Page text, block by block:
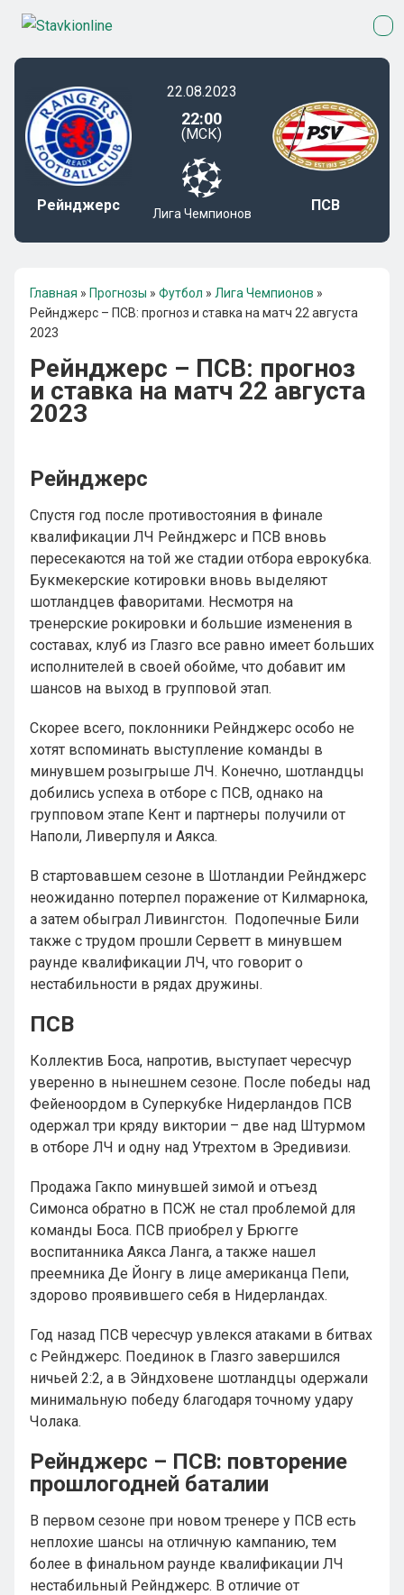
Рейнджерс
22.08.2023
22:00
(МСК)
Лига Чемпионов ПСВ
Главная » Прогнозы » Футбол » Лига Чемпионов »
Рейнджерс – ПСВ: прогноз и ставка на матч 22 августа
2023
Рейнджерс – ПСВ: прогноз
и ставка на матч 22 августа
2023
Рейнджерс
Спустя год после противостояния в финале
квалификации ЛЧ Рейнджерс и ПСВ вновь
пересекаются на той же стадии отбора еврокубка.
Букмекерские котировки вновь выделяют
шотландцев фаворитами. Несмотря на
тренерские рокировки и большие изменения в
составах, клуб из Глазго все равно имеет больших
исполнителей в своей обойме, что добавит им
шансов на выход в групповой этап.
Скорее всего, поклонники Рейнджерс особо не
хотят вспоминать выступление команды в
минувшем розыгрыше ЛЧ. Конечно, шотландцы
добились успеха в отборе с ПСВ, однако на
групповом этапе Кент и партнеры получили от
Наполи, Ливерпуля и Аякса.
В стартовавшем сезоне в Шотландии Рейнджерс
неожиданно потерпел поражение от Килмарнока,
а затем обыграл Ливингстон. Подопечные Били
также с трудом прошли Серветт в минувшем
раунде квалификации ЛЧ, что говорит о
нестабильности в рядах дружины.
ПСВ
Коллектив Боса, напротив, выступает чересчур
уверенно в нынешнем сезоне. После победы над
Фейеноордом в Суперкубке Нидерландов ПСВ
одержал три кряду виктории – две над Штурмом
в отборе ЛЧ и одну над Утрехтом в Эредивизи.
Продажа Гакпо минувшей зимой и отъезд
Симонса обратно в ПСЖ не стал проблемой для
команды Боса. ПСВ приобрел у Брюгге
воспитанника Аякса Ланга, а также нашел
преемника Де Йонгу в лице американца Пепи,
здорово проявившего себя в Нидерландах.
Год назад ПСВ чересчур увлекся атаками в битвах
с Рейнджерс. Поединок в Глазго завершился
ничьей 2:2, а в Эйндховене шотландцы одержали
минимальную победу благодаря точному удару
Чолака.
Рейнджерс – ПСВ: повторение
прошлогодней баталии
В первом сезоне при новом тренере у ПСВ есть
неплохие шансы на отличную кампанию, тем
более в финальном раунде квалификации ЛЧ
нестабильный Рейнджерс. В отличие от